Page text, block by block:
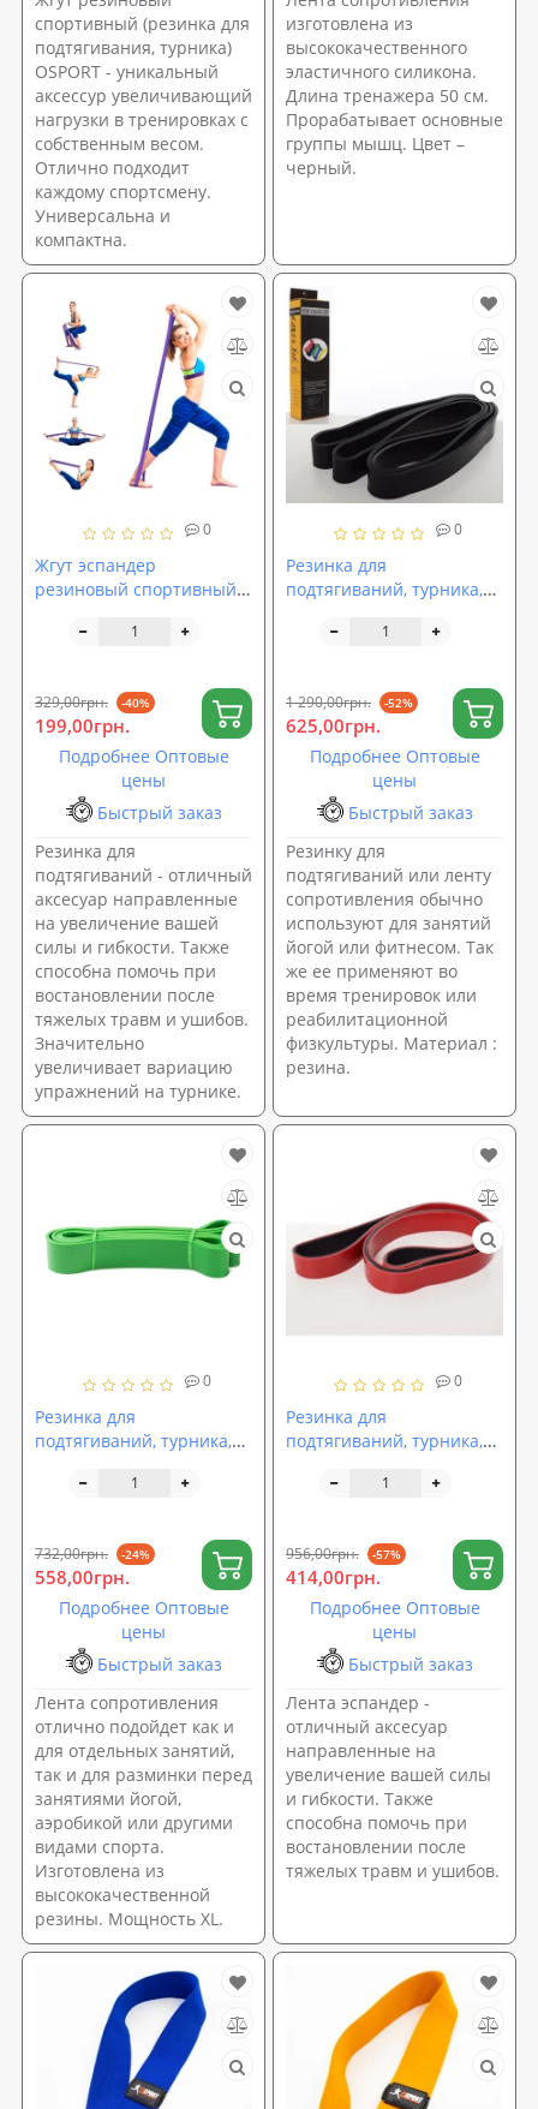
спортивный (резинка для
подтягивания, турника)
OSPORT - уникальный
аксессур увеличивающий
нагрузки в тренировках с
собственным весом.
Отлично подходит
каждому спортсмену.
Универсальна и
компактна.
изготовлена из
высококачественного
эластичного силикона.
Длина тренажера 50 см.
Прорабатывает основные
группы мышц. Цвет –
черный.
0
Жгут эспандер
резиновый спортивный
подтягивания, турника)
329,00грн. -40%
199,00грн.
Подробнее Оптовые
цены
Быстрый заказ
Резинка для
подтягиваний - отличный
аксесуар направленные
на увеличение вашей
силы и гибкости. Также
способна помочь при
востановлении после
тяжелых травм и ушибов.
Значительно
увеличивает вариацию
упражнений на турнике.
0
Резинка для
подтягиваний, турника,
резиновый спортивный)
1 290,00грн. -52%
625,00грн.
Подробнее Оптовые
цены
Быстрый заказ
Резинку для
подтягиваний или ленту
сопротивления обычно
используют для занятий
йогой или фитнесом. Так
же ее применяют во
время тренировок или
реабилитационной
физкультуры. Материал :
резина.
0
Резинка для
подтягиваний, турника,
резиновый спортивный)
732,00грн. -24%
558,00грн.
Подробнее Оптовые
цены
Быстрый заказ
Лента сопротивления
отлично подойдет как и
для отдельных занятий,
так и для разминки перед
занятиями йогой,
аэробикой или другими
видами спорта.
Изготовлена из
высококачественной
резины. Мощность XL.
0
Резинка для
подтягиваний, турника,
резиновый спортивный)
956,00грн. -57%
414,00грн.
Подробнее Оптовые
цены
Быстрый заказ
Лента эспандер -
отличный аксесуар
направленные на
увеличение вашей силы
и гибкости. Также
способна помочь при
востановлении после
тяжелых травм и ушибов.